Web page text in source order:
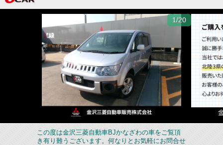
1/20
この度は金沢三菱自動車BJかなざわの車をご覧頂
き有り難うございます。何なりとお気軽にお問合せ